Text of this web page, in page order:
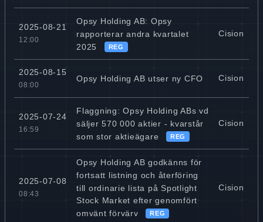
2025-08-21
12:00
Opsy Holding AB: Opsy
rapporterar andra kvartalet
2025
REG
Cision
2025-08-15
08:00
Opsy Holding AB utser ny CFO Cision
2025-07-24
16:59
Flaggning: Opsy Holding ABs vd
säljer 570 000 aktier - kvarstår
som stor aktieägare
REG
Cision
2025-07-08
08:43
Opsy Holding AB godkänns för
fortsatt listning och återföring
till ordinarie lista på Spotlight
Stock Market efter genomfört
omvänt förvärv
REG
Cision